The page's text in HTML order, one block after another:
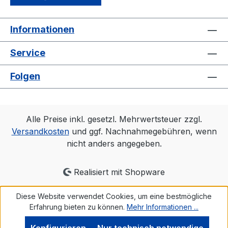
Informationen
Service
Folgen
Alle Preise inkl. gesetzl. Mehrwertsteuer zzgl.
Versandkostenund ggf. Nachnahmegebühren, wenn
nicht anders angegeben.
Realisiert mit Shopware
Diese Website verwendet Cookies, um eine bestmögliche
Erfahrung bieten zu können. Mehr Informationen ...